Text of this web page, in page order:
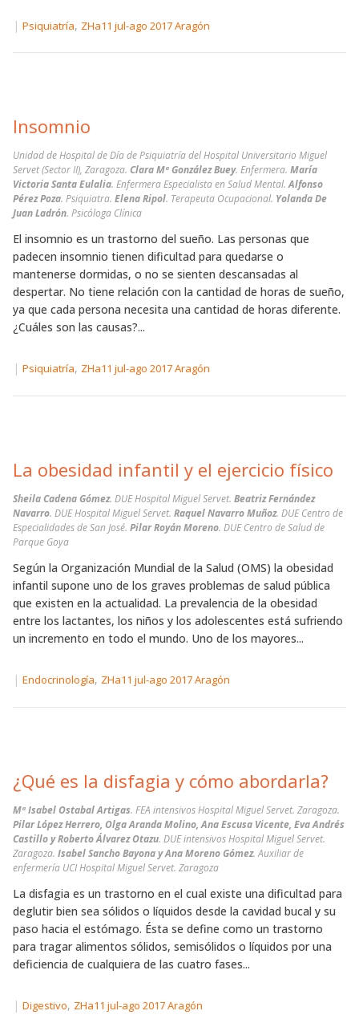
| Psiquiatría, ZHa11 jul-ago 2017 Aragón
Insomnio
Unidad de Hospital de Día de Psiquiatría del Hospital Universitario Miguel
Servet (Sector II), Zaragoza. Clara Mª González Buey. Enfermera. María
Victoria Santa Eulalia. Enfermera Especialista en Salud Mental.Alfonso
Pérez Poza. Psiquiatra. Elena Ripol. Terapeuta Ocupacional. Yolanda De
Juan Ladrón. Psicóloga Clínica
El insomnio es un trastorno del sueño. Las personas que
padecen insomnio tienen dificultad para quedarse o
mantenerse dormidas, o no se sienten descansadas al
despertar. No tiene relación con la cantidad de horas de sueño,
ya que cada persona necesita una cantidad de horas diferente.
¿Cuáles son las causas?...
| Psiquiatría, ZHa11 jul-ago 2017 Aragón
La obesidad infantil y el ejercicio físico
Sheila Cadena Gómez. DUE Hospital Miguel Servet. Beatriz Fernández
Navarro. DUE Hospital Miguel Servet. Raquel Navarro Muñoz. DUE Centro de
Especialidades de San José. Pilar Royán Moreno. DUE Centro de Salud de
Parque Goya
Según la Organización Mundial de la Salud (OMS) la obesidad
infantil supone uno de los graves problemas de salud pública
que existen en la actualidad. La prevalencia de la obesidad
entre los lactantes, los niños y los adolescentes está sufriendo
un incremento en todo el mundo. Uno de los mayores...
| Endocrinología, ZHa11 jul-ago 2017 Aragón
¿Qué es la disfagia y cómo abordarla?
Mª Isabel Ostabal Artigas. FEA intensivos Hospital Miguel Servet. Zaragoza.
Pilar López Herrero, Olga Aranda Molino, Ana Escusa Vicente, Eva Andrés
Castillo y Roberto Álvarez Otazu. DUE intensivos Hospital Miguel Servet.
Zaragoza. Isabel Sancho Bayona y Ana Moreno Gómez. Auxiliar de
enfermería UCI Hospital Miguel Servet. Zaragoza
La disfagia es un trastorno en el cual existe una dificultad para
deglutir bien sea sólidos o líquidos desde la cavidad bucal y su
paso hacia el estómago. Ésta se define como un trastorno
para tragar alimentos sólidos, semisólidos o líquidos por una
deficiencia de cualquiera de las cuatro fases...
| Digestivo, ZHa11 jul-ago 2017 Aragón